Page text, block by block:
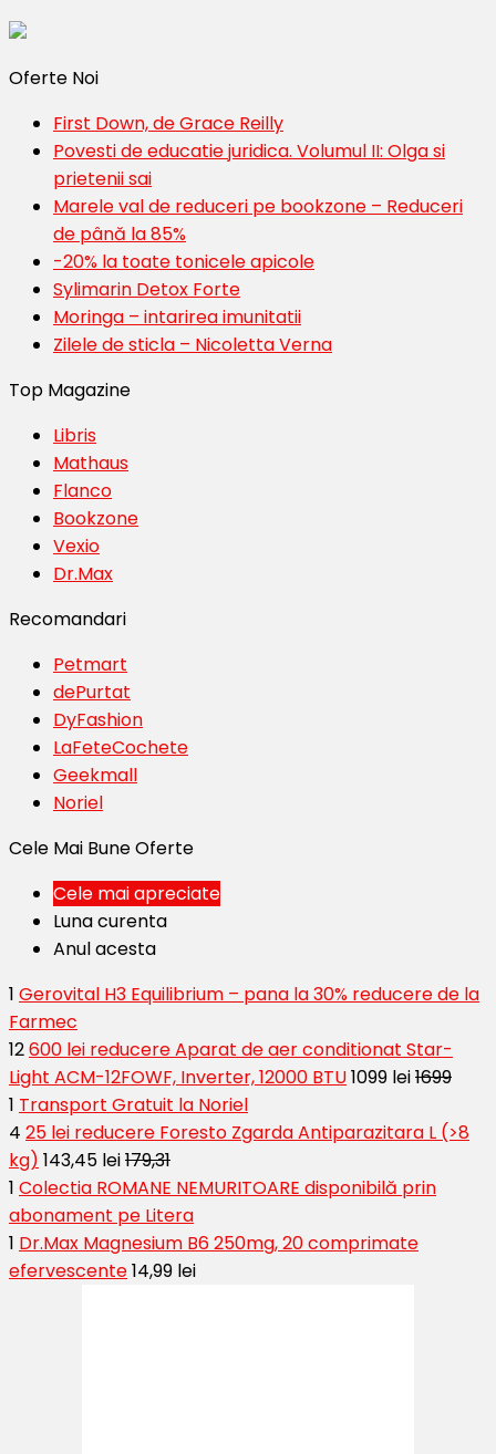
Oferte Noi
First Down, de Grace Reilly
Povesti de educatie juridica. Volumul II: Olga si
prietenii sai
Marele val de reduceri pe bookzone – Reduceri
de până la 85%
-20% la toate tonicele apicole
Sylimarin Detox Forte
Moringa – intarirea imunitatii
Zilele de sticla – Nicoletta Verna
Top Magazine
Libris
Mathaus
Flanco
Bookzone
Vexio
Dr.Max
Recomandari
Petmart
dePurtat
DyFashion
LaFeteCochete
Geekmall
Noriel
Cele Mai Bune Oferte
Cele mai apreciate
Luna curenta
Anul acesta
1 Gerovital H3 Equilibrium – pana la 30% reducere de la
Farmec
12600 lei reducere Aparat de aer conditionat Star-
Light ACM-12FOWF, Inverter, 12000 BTU1099 lei1699
1 Transport Gratuit la Noriel
4 25 lei reducere Foresto Zgarda Antiparazitara L (>8
kg) 143,45 lei179,31
1 Colectia ROMANE NEMURITOARE disponibilă prin
abonament pe Litera
1 Dr.Max Magnesium B6 250mg, 20 comprimate
efervescente14,99 lei